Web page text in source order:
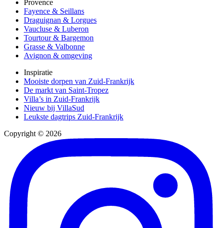
Provence
Fayence & Seillans
Draguignan & Lorgues
Vaucluse & Luberon
Tourtour & Bargemon
Grasse & Valbonne
Avignon & omgeving
Inspiratie
Mooiste dorpen van Zuid-Frankrijk
De markt van Saint-Tropez
Villa’s in Zuid-Frankrijk
Nieuw bij VillaSud
Leukste dagtrips Zuid-Frankrijk
Copyright © 2026